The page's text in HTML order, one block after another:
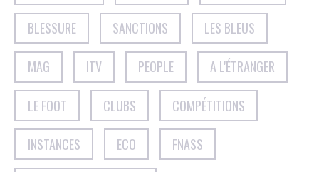
BLESSURE SANCTIONS LES BLEUS
MAG ITV PEOPLE A L'ÉTRANGER
LE FOOT CLUBS COMPÉTITIONS
INSTANCES ECO FNASS